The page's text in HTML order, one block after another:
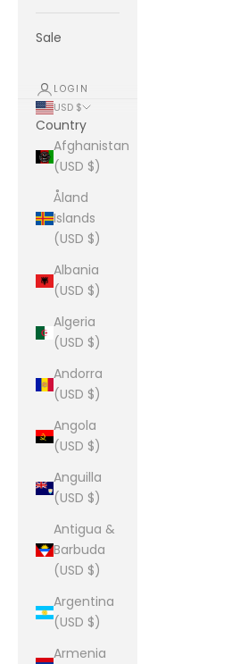
Sale
LOGIN
USD $
Country
Afghanistan
(USD $)
Åland
Islands
(USD $)
Albania
(USD $)
Algeria
(USD $)
Andorra
(USD $)
Angola
(USD $)
Anguilla
(USD $)
Antigua &
Barbuda
(USD $)
Argentina
(USD $)
Armenia